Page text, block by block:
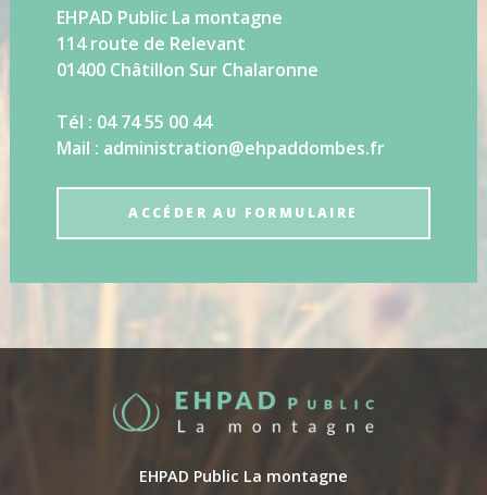
EHPAD Public La montagne
114 route de Relevant
01400 Châtillon Sur Chalaronne
Tél : 04 74 55 00 44
Mail : administration@ehpaddombes.fr
ACCÉDER AU FORMULAIRE
EHPAD Public La montagne